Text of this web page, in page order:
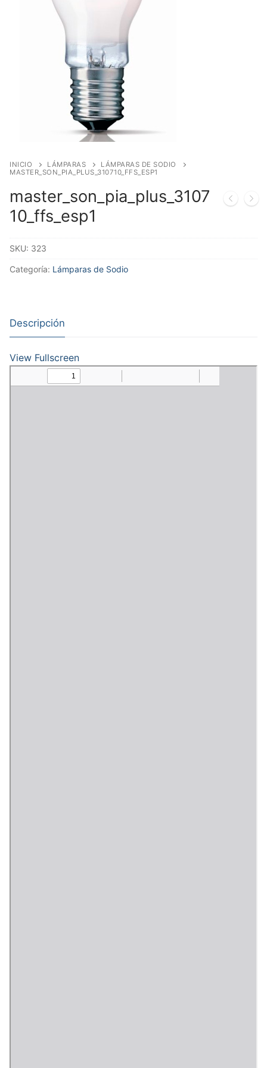
INICIO LÁMPARAS
LÁMPARAS DE SODIO
MASTER_SON_PIA_PLUS_310710_FFS_ESP1
master_son_pia_plus_3107
10_ffs_esp1
SKU: 323
Categoría: Lámparas de Sodio
Descripción
View Fullscreen